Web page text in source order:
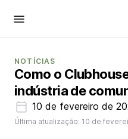
NOTÍCIAS
Como o
indústria de
10 de fevereiro de
Última atualização: 10 de